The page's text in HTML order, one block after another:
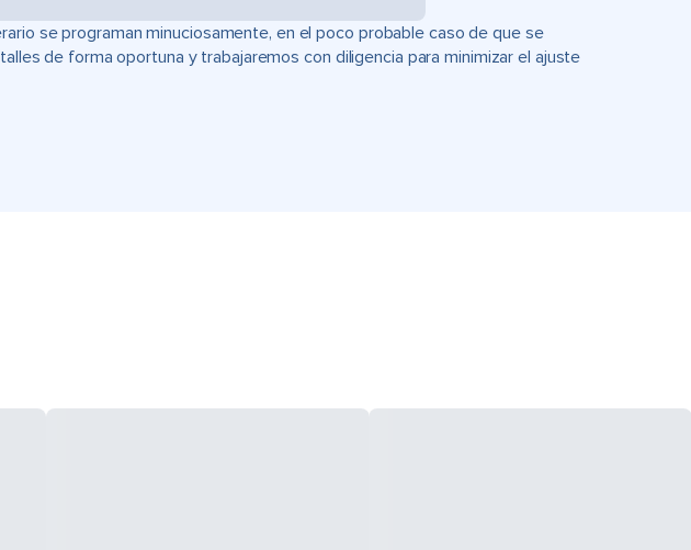
se programan minuciosamente, en el poco probable caso de que se
de forma oportuna y trabajaremos con diligencia para minimizar el ajuste